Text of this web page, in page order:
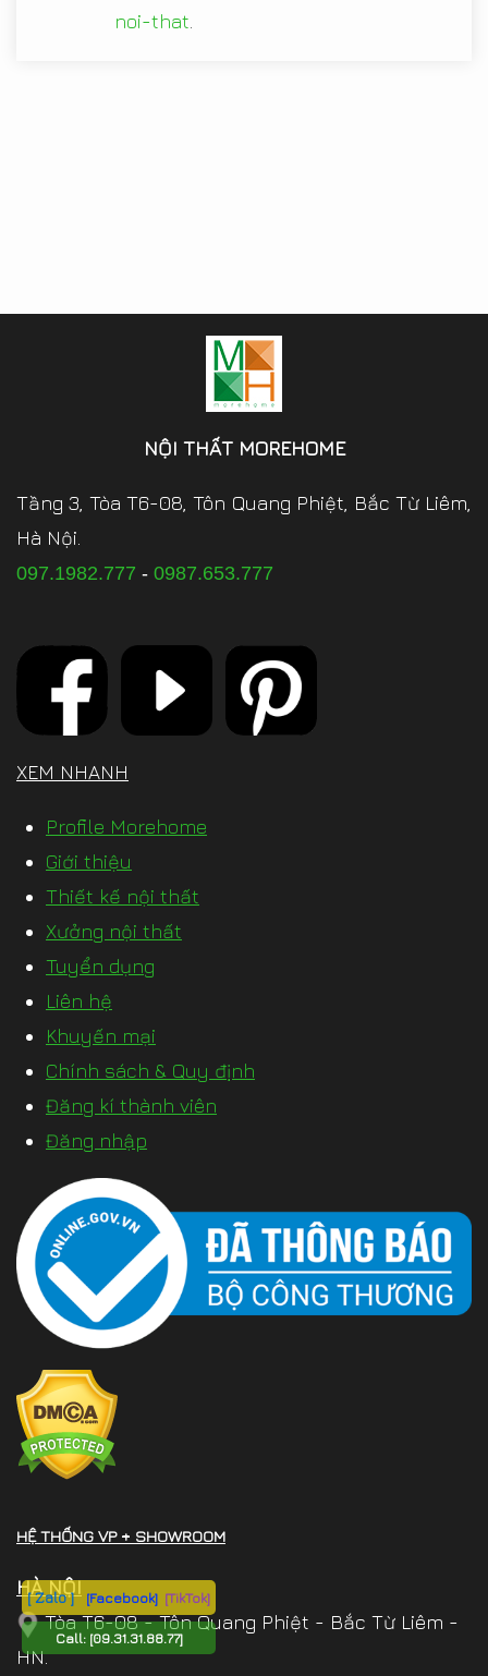
noi-that
[ Zalo ] [Facebook] [TikTok]
Call: [09.31.31.88.77]
NỘI THẤT MOREHOME
Tầng 3, Tòa T6-08, Tôn Quang Phiệt, Bắc Từ Liêm,
Hà Nội.
097.1982.777 - 0987.653.777
XEM NHANH
Profile Morehome
Giới thiệu
Thiết kế nội thất
Xưởng nội thất
Tuyển dụng
Liên hệ
Khuyến mại
Chính sách & Quy định
Đăng kí thành viên
Đăng nhập
HỆ THỐNG VP + SHOWROOM
HÀ NỘI
Tòa T6-08 - Tôn Quang Phiệt - Bắc Từ Liêm -
HN.